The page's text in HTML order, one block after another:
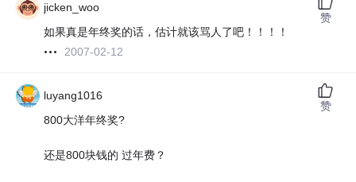
jicken_woo
如果真是年终奖的话，估计就该骂人了吧！！！！
2007-02-12
赞
luyang1016
800大洋年终奖?
还是800块钱的 过年费？
赞